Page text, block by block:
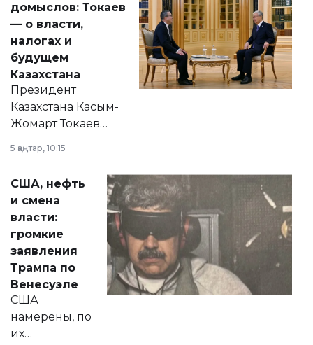
домыслов: Токаев
— о власти,
налогах и
будущем
Казахстана
Президент
Казахстана Касым-
Жомарт Токаев
сразу несколько
актуальных тем —
от слухов о
политических
реформах до
вопросов армии,
экономики и
личного здоровья.
5 қаңтар, 10:15
США, нефть
и смена
власти:
громкие
заявления
Трампа по
Венесуэле
США
намерены, по
их